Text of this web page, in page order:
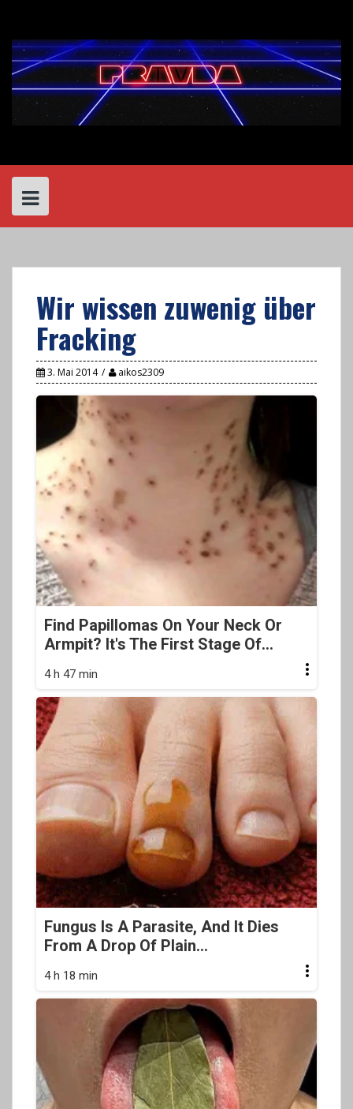
content
Wir wissen zuwenig über
Fracking
3. Mai 2014 aikos2309
Find Papillomas On Your Neck Or
Armpit? It's The First Stage Of...
4 h 47 min
Fungus Is A Parasite, And It Dies
From A Drop Of Plain...
4 h 18 min